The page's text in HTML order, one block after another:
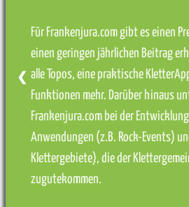
Für Frankenjura.com gibt es einen
einen geringen jährlichen Beitrag
alle Topos, eine praktische
Funktionen mehr. Darüber hinaus
Frankenjura.com bei der
Anwendungen (z.B. Rock-Events)
Klettergebiete), die der
zugutekommen.
❮